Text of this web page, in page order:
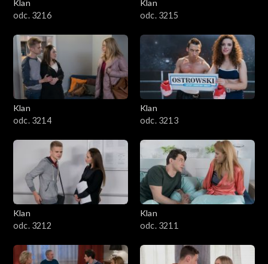
Klan
odc. 3216
Klan
odc. 3215
Klan
odc. 3214
Klan
odc. 3213
Klan
odc. 3212
Klan
odc. 3211